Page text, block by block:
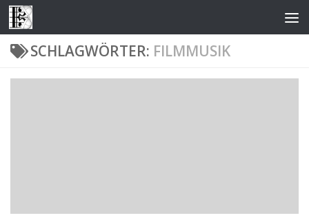
Zum Inhalt springen
SCHLAGWÖRTER: FILMMUSIK